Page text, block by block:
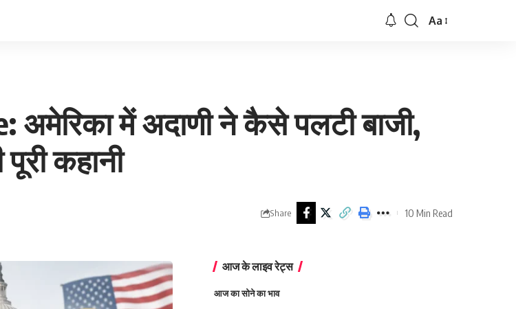
Font
Aa
अमेरिका में अदाणी ने कैसे पलटी बाजी,
कहानी
Share 10 Min Read
आज के लाइव रेट्स
आज का सोने का भाव